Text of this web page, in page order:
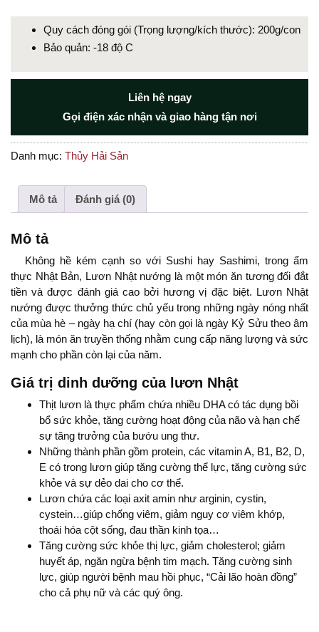
Quy cách đóng gói (Trọng lượng/kích thước): 200g/con
Bảo quản: -18 độ C
Danh mục: Thủy Hải Sản
Liên hệ ngay
Gọi điện xác nhận và giao hàng tận nơi
Mô tả Đánh giá (0)
Mô tả
Không hề kém cạnh so với Sushi hay Sashimi, trong ẩm
thực Nhật Bản, Lươn Nhật nướng là một món ăn tương đối đắt
tiền và được đánh giá cao bởi hương vị đặc biệt. Lươn Nhật
nướng được thưởng thức chủ yếu trong những ngày nóng nhất
của mùa hè – ngày hạ chí (hay còn gọi là ngày Kỷ Sửu theo âm
lịch), là món ăn truyền thống nhằm cung cấp năng lượng và sức
mạnh cho phần còn lại của năm.
Giá trị dinh dưỡng của lươn Nhật
Thịt lươn là thực phẩm chứa nhiều DHA có tác dụng bồi
bổ sức khỏe, tăng cường hoạt động của não và hạn chế
sự tăng trưởng của bướu ung thư.
Những thành phần gồm protein, các vitamin A, B1, B2, D,
E có trong lươn giúp tăng cường thể lực, tăng cường sức
khỏe và sự dẻo dai cho cơ thể.
Lươn chứa các loại axit amin như arginin, cystin,
cystein…giúp chống viêm, giảm nguy cơ viêm khớp,
thoái hóa cột sống, đau thần kinh tọa…
Tăng cường sức khỏe thị lực, giảm cholesterol; giảm
huyết áp, ngăn ngừa bệnh tim mạch. Tăng cường sinh
lực, giúp người bệnh mau hồi phục, “Cải lão hoàn đồng”
cho cả phụ nữ và các quý ông.